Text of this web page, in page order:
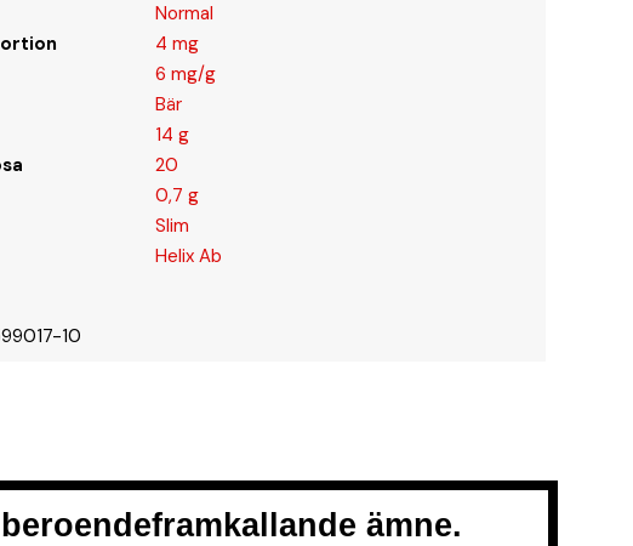
Normal
4 mg
6 mg/g
Bär
14 g
20
0,7 g
Slim
Helix Ab
10
ämne.